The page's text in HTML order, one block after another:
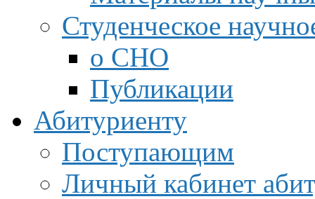
Студенческое
о СНО
Публикации
Абитуриенту
Поступающим
Личный кабинет